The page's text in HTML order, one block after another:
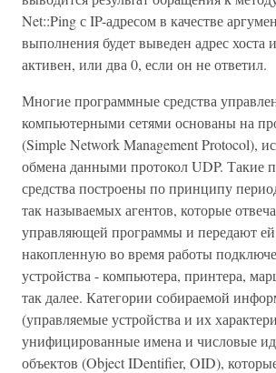
Net::Ping с IP-адресом в качестве
выполнения будет выведен адрес хоста
активен, или два 0, если он не ответил.
Многие программные средства
компьютерными сетями основаны на
(Simple Network Management Protocol),
обмена данными протокол UDP. Такие
средства построены по принципу
так называемых агентов, которые
управляющей программы и передают
накопленную во время работы
устройства - компьютера, принтера,
так далее. Категории собираемой
(управляемые устройства и их
унифицированные имена и числовые
объектов (Object IDentifier, OID),